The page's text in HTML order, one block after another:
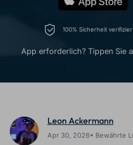
Video-Prompts
Über 100 heiße Video-
Prompts – schnell ähnliche
Videos erstellen
erweitern Sie Ihre
Videobearbeitungs-
100% Sicherheit
App erforderlich? Tippen Sie
Leon Ackermann
Apr 30, 2026• Bewährte